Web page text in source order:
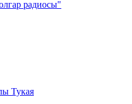
радиосы"
Тукая